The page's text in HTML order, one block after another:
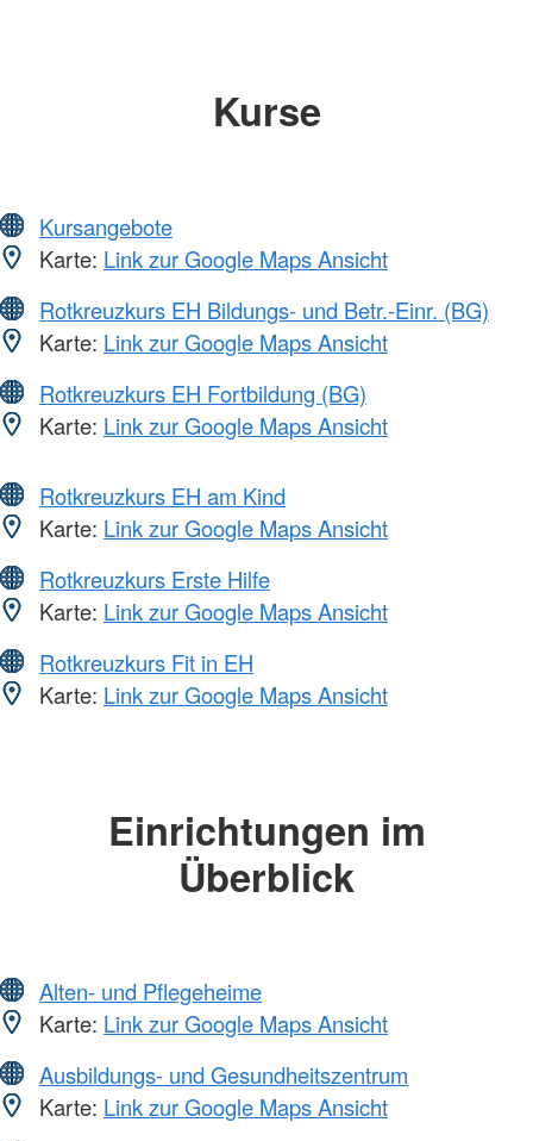
Kurse
Kursangebote
Karte: Link zur Google Maps Ansicht
Rotkreuzkurs EH Bildungs- und Betr.-Einr. (BG)
Karte: Link zur Google Maps Ansicht
Rotkreuzkurs EH Fortbildung (BG)
Karte: Link zur Google Maps Ansicht
Rotkreuzkurs EH am Kind
Karte: Link zur Google Maps Ansicht
Rotkreuzkurs Erste Hilfe
Karte: Link zur Google Maps Ansicht
Rotkreuzkurs Fit in EH
Karte: Link zur Google Maps Ansicht
Einrichtungen im
Überblick
Alten- und Pflegeheime
Karte: Link zur Google Maps Ansicht
Ausbildungs- und Gesundheitszentrum
Karte: Link zur Google Maps Ansicht